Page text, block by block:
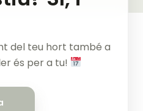
del teu hort també a
és per a tu!